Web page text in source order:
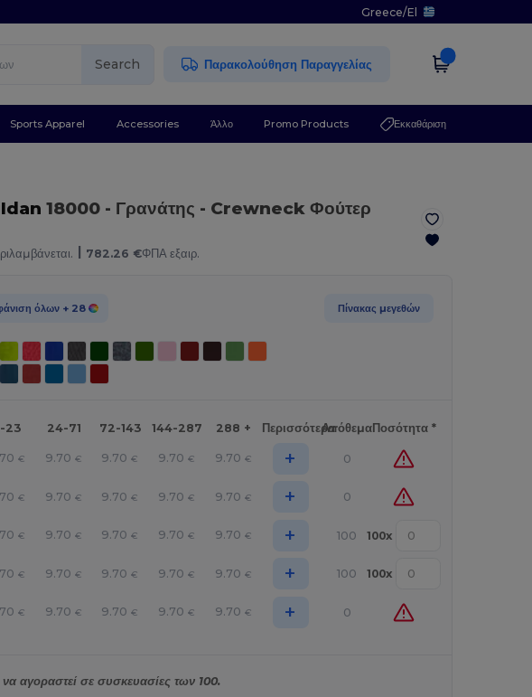
Greece/El
Search Παρακολούθηση Παραγγελίας
Sports Apparel Accessories Άλλο Promo Products Εκκαθάριση
18000 - Γρανάτης - Crewneck Φούτερ
| 782.26 €ΦΠΑ εξαιρ.
όλων + 28 Πίνακας μεγεθών
23 24-71 72-143 144-287 288 + ΠερισσότεραΑπόθεμαΠοσότητα *
€ 9.70 € 9.70 € 9.70 € 9.70 € + 0
€ 9.70 € 9.70 € 9.70 € 9.70 € + 0
€ 9.70 € 9.70 € 9.70 € 9.70 € + 100 100x
€ 9.70 € 9.70 € 9.70 € 9.70 € + 100 100x
€ 9.70 € 9.70 € 9.70 € 9.70 € + 0
αγοραστεί σε συσκευασίες των 100.